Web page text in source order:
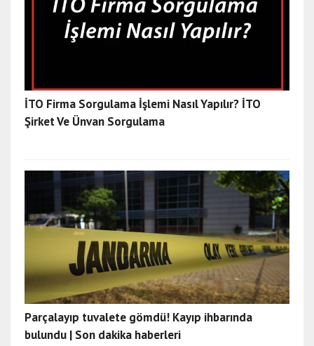
İTO Firma Sorgulama İşlemi Nasıl Yapılır? İTO
Şirket Ve Ünvan Sorgulama
Parçalayıp tuvalete gömdü! Kayıp ihbarında
bulundu | Son dakika haberleri